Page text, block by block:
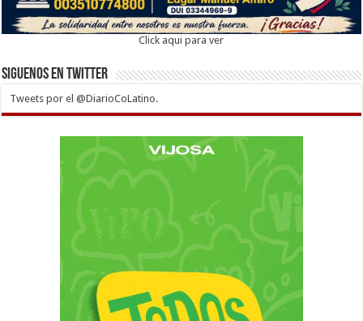
Click aqui para ver
Siguenos en twitter
Tweets por el @DiarioCoLatino.